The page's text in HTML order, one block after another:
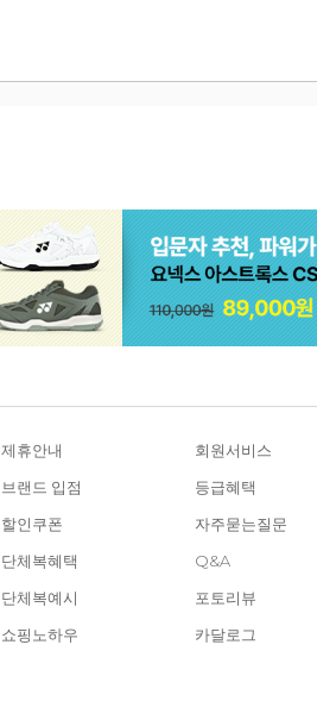
제휴안내 회원서비스
브랜드 입점
등급혜택
할인쿠폰
자주묻는질문
단체복혜택
Q&A
단체복예시
포토리뷰
쇼핑노하우
카달로그